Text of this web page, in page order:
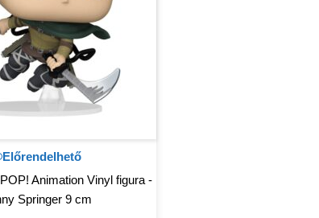
Előrendelhető
Animation Vinyl figura -
Springer 9 cm